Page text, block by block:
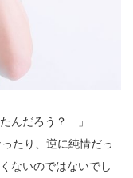
んだろう？…」
たり、逆に純情だっ
ないのではないでし